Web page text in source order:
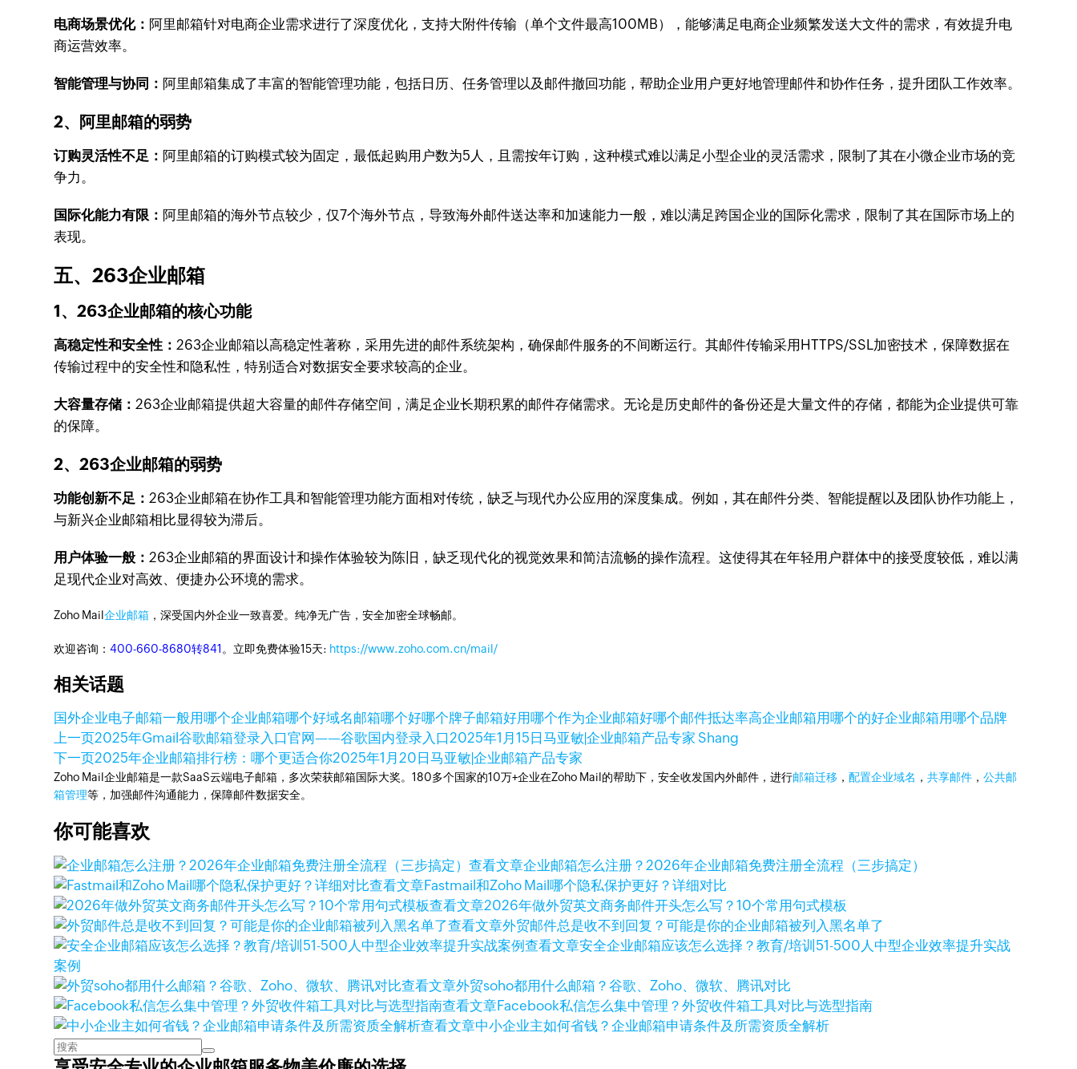
电商场景优化： 阿里邮箱针对电商企业需求进行了深度优化，支持大附件传输（单个文件最高100MB），能够满足电商企业频繁发送大文件的需求，有效提升电
商运营效率。
智能管理与协同： 阿里邮箱集成了丰富的智能管理功能，包括日历、任务管理以及邮件撤回功能，帮助企业用户更好地管理邮件和协作任务，提升团队工作效率。
2、阿里邮箱的弱势
订购灵活性不足： 阿里邮箱的订购模式较为固定，最低起购用户数为5人，且需按年订购，这种模式难以满足小型企业的灵活需求，限制了其在小微企业市场的竞
争力。
国际化能力有限： 阿里邮箱的海外节点较少，仅7个海外节点，导致海外邮件送达率和加速能力一般，难以满足跨国企业的国际化需求，限制了其在国际市场上的
表现。
五、263企业邮箱
1、263企业邮箱的核心功能
高稳定性和安全性：263企业邮箱以高稳定性著称，采用先进的邮件系统架构，确保邮件服务的不间断运行。其邮件传输采用HTTPS/SSL加密技术，保障数据在
传输过程中的安全性和隐私性，特别适合对数据安全要求较高的企业。
大容量存储：263企业邮箱提供超大容量的邮件存储空间，满足企业长期积累的邮件存储需求。无论是历史邮件的备份还是大量文件的存储，都能为企业提供可靠
的保障。
2、263企业邮箱的弱势
功能创新不足：263企业邮箱在协作工具和智能管理功能方面相对传统，缺乏与现代办公应用的深度集成。例如，其在邮件分类、智能提醒以及团队协作功能上，
与新兴企业邮箱相比显得较为滞后。
用户体验一般：263企业邮箱的界面设计和操作体验较为陈旧，缺乏现代化的视觉效果和简洁流畅的操作流程。这使得其在年轻用户群体中的接受度较低，难以满
足现代企业对高效、便捷办公环境的需求。
Zoho Mail企业邮箱 ，深受国内外企业一致喜爱。纯净无广告，安全加密全球畅邮。
欢迎咨询：400-660-8680转841 。立即免费体验15天: https://www.zoho.com.cn/mail/
相关话题
国外企业电子邮箱一般用哪个企业邮箱哪个好域名邮箱哪个好哪个牌子邮箱好用哪个作为企业邮箱好哪个邮件抵达率高企业邮箱用哪个的好企业邮箱用哪个品牌
上一页2025年Gmail谷歌邮箱登录入口官网——谷歌国内登录入口2025年1月15日马亚敏|企业邮箱产品专家 Shang
下一页2025年企业邮箱排行榜：哪个更适合你2025年1月20日马亚敏|企业邮箱产品专家
Zoho Mail企业邮箱是一款SaaS云端电子邮箱，多次荣获邮箱国际大奖。180多个国家的10万+企业在Zoho Mail的帮助下，安全收发国内外邮件，进行邮箱迁移 ，配置企业域名 ，共享邮件 ，公共邮
箱管理等，加强邮件沟通能力，保障邮件数据安全。
你可能喜欢
查看文章企业邮箱怎么注册？2026年企业邮箱免费注册全流程（三步搞定）
查看文章Fastmail和Zoho Mail哪个隐私保护更好？详细对比
查看文章2026年做外贸英文商务邮件开头怎么写？10个常用句式模板
查看文章外贸邮件总是收不到回复？可能是你的企业邮箱被列入黑名单了
查看文章安全企业邮箱应该怎么选择？教育/培训51-500人中型企业效率提升实战
案例
查看文章外贸soho都用什么邮箱？谷歌、Zoho、微软、腾讯对比
查看文章Facebook私信怎么集中管理？外贸收件箱工具对比与选型指南
查看文章中小企业主如何省钱？企业邮箱申请条件及所需资质全解析